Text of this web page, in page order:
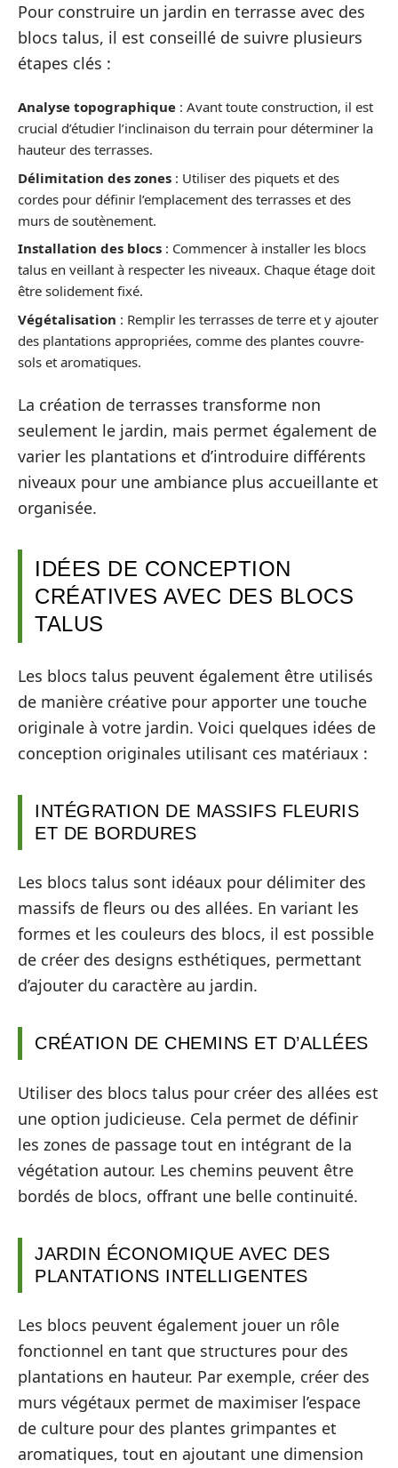
Pour construire un jardin en terrasse avec des
blocs talus, il est conseillé de suivre plusieurs
étapes clés :
Analyse topographique : Avant toute construction, il est
crucial d’étudier l’inclinaison du terrain pour déterminer la
hauteur des terrasses.
Délimitation des zones : Utiliser des piquets et des
cordes pour définir l’emplacement des terrasses et des
murs de soutènement.
Installation des blocs : Commencer à installer les blocs
talus en veillant à respecter les niveaux. Chaque étage doit
être solidement fixé.
Végétalisation : Remplir les terrasses de terre et y ajouter
des plantations appropriées, comme des plantes couvre-
sols et aromatiques.
La création de terrasses transforme non
seulement le jardin, mais permet également de
varier les plantations et d’introduire différents
niveaux pour une ambiance plus accueillante et
organisée.
IDÉES DE CONCEPTION
CRÉATIVES AVEC DES BLOCS
TALUS
Les blocs talus peuvent également être utilisés
de manière créative pour apporter une touche
originale à votre jardin. Voici quelques idées de
conception originales utilisant ces matériaux :
INTÉGRATION DE MASSIFS FLEURIS
ET DE BORDURES
Les blocs talus sont idéaux pour délimiter des
massifs de fleurs ou des allées. En variant les
formes et les couleurs des blocs, il est possible
de créer des designs esthétiques, permettant
d’ajouter du caractère au jardin.
CRÉATION DE CHEMINS ET D’ALLÉES
Utiliser des blocs talus pour créer des allées est
une option judicieuse. Cela permet de définir
les zones de passage tout en intégrant de la
végétation autour. Les chemins peuvent être
bordés de blocs, offrant une belle continuité.
JARDIN ÉCONOMIQUE AVEC DES
PLANTATIONS INTELLIGENTES
Les blocs peuvent également jouer un rôle
fonctionnel en tant que structures pour des
plantations en hauteur. Par exemple, créer des
murs végétaux permet de maximiser l’espace
de culture pour des plantes grimpantes et
aromatiques, tout en ajoutant une dimension